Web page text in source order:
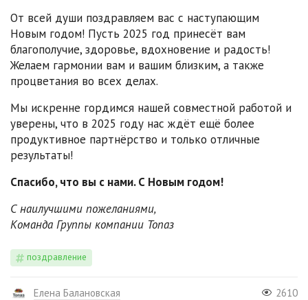
От всей души поздравляем вас с наступающим
Новым годом! Пусть 2025 год принесёт вам
благополучие, здоровье, вдохновение и радость!
Желаем гармонии вам и вашим близким, а также
процветания во всех делах.
Мы искренне гордимся нашей совместной работой и
уверены, что в 2025 году нас ждёт ещё более
продуктивное партнёрство и только отличные
результаты!
Спасибо, что вы с нами. С Новым годом!
С наилучшими пожеланиями,
Команда Группы компании Топаз
поздравление
Елена Балановская 2610